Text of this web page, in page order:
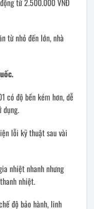
từ nhỏ đến lớn, nhà
có độ bền kém hơn, dễ
dụng.
lỗi kỹ thuật sau vài
nhiệt nhanh nhưng
nhiệt.
độ bảo hành, linh